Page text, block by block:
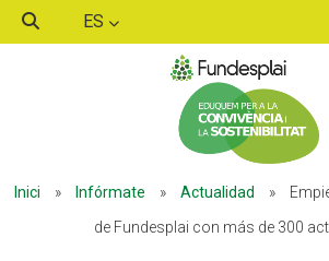
ES
Inici » Infórmate » Actualidad »
de Fundesplai con más de 300
ACTIVITATS
MÓN